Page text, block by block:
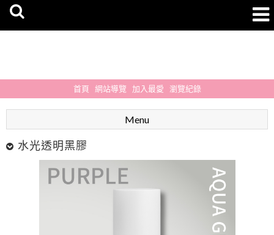
首頁 網站導覽 加入最愛 瀏覽紀錄
Menu
水光透明黑膠